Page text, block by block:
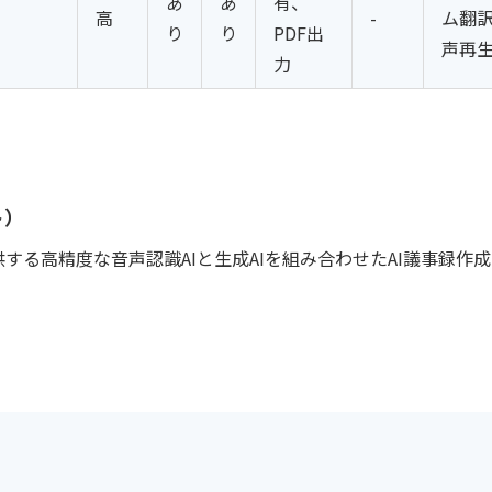
高
り
り
PDF出
力
-
ム翻
声再
る高精度な音声認識AIと生成AIを組み合わせたAI議事録作